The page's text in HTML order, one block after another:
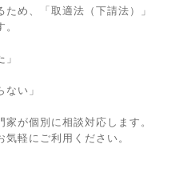
め、「取適法（下請法）」
い」
が個別に相談対応します。
軽にご利用ください。